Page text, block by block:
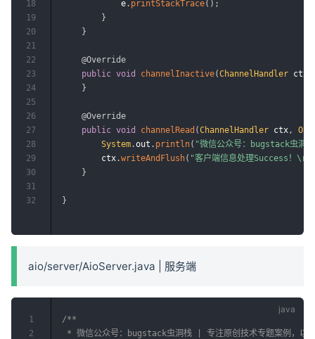
            e
. printStackTrace( ) ;
}
}
@Override
public void channelInactive(ChannelHandler ctx
}
@Override
public void channelRead (ChannelHandler ctx ,
System .out . println( "微信公众号：bugstack虫洞
        ctx
.writeAndFlush( "客户端信息处理Success！
}
}
18
19
20
21
22
23
24
25
26
27
28
29
30
31
32
aio/server/AioServer.java | 服务端
/**
* 微信公众号：bugstack虫洞栈 | 专注原创技术专题案例，以最
1
2